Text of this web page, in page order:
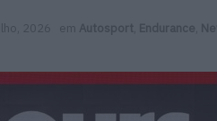
2026 em Autosport Endurance